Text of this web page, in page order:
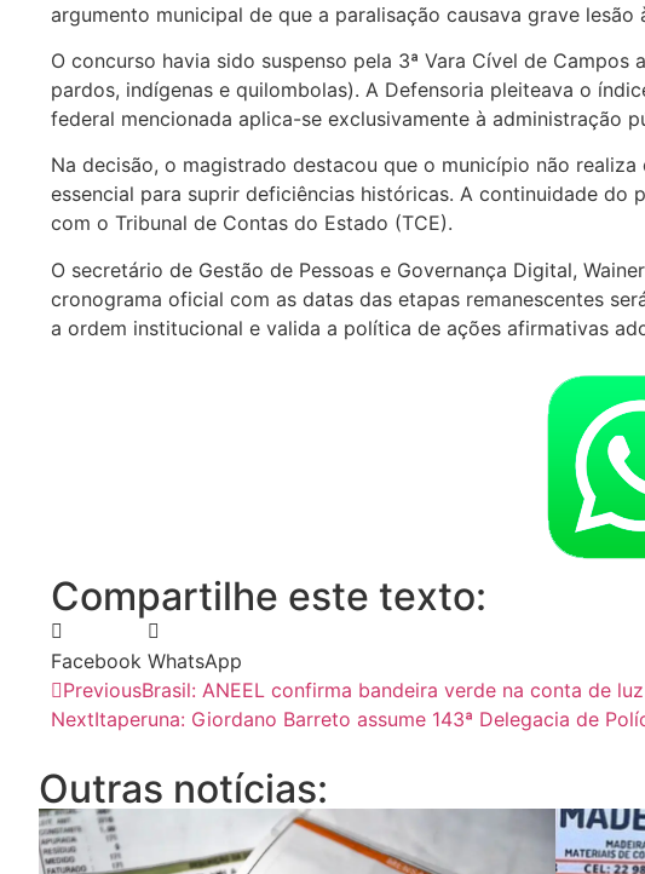
argumento municipal de que a paralisação causava grave lesão
O concurso havia sido suspenso pela 3ª Vara Cível de
pardos, indígenas e quilombolas). A Defensoria pleiteava o
federal mencionada aplica-se exclusivamente à administração
Na decisão, o magistrado destacou que o município não
essencial para suprir deficiências históricas. A continuidade
com o Tribunal de Contas do Estado (TCE).
O secretário de Gestão de Pessoas e Governança Digital,
cronograma oficial com as datas das etapas remanescentes
a ordem institucional e valida a política de ações afirmativas
Compartilhe este texto:
Facebook WhatsApp
PreviousBrasil: ANEEL confirma bandeira verde na conta de
NextItaperuna: Giordano Barreto assume 143ª Delegacia de
Outras notícias: